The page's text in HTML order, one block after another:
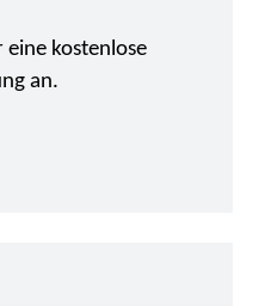
eine kostenlose
an.